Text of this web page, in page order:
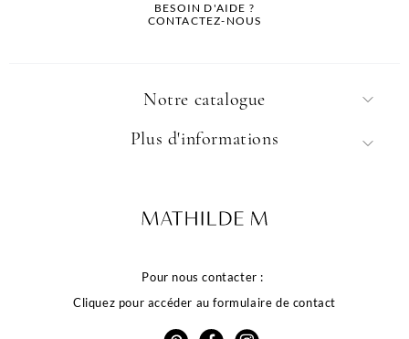
BESOIN D'AIDE ?
CONTACTEZ-NOUS
Notre catalogue
Pour nous contacter :
Cliquez pour accéder au formulaire de contact
Plus d'informations